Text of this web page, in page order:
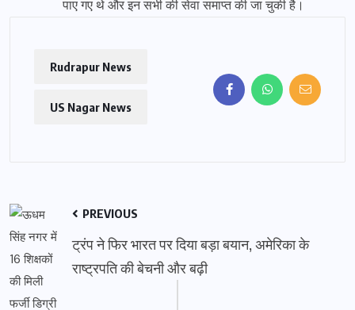
पाए गए थे और इन सभी की सेवा समाप्त की जा चुकी है।
Rudrapur News
US Nagar News
PREVIOUS
ट्रंप ने फिर भारत पर दिया बड़ा बयान, अमेरिका के
राष्ट्रपति की बेचनी और बढ़ी